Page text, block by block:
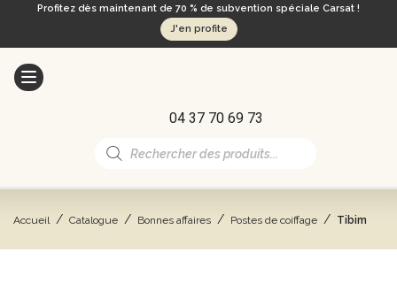
Profitez dès maintenant de 70 % de subvention spéciale Carsat !
J'en profite
04 37 70 69 73
Recherche
de
Accueil / Catalogue / Bonnes affaires / Postes de coiffage / Tibim